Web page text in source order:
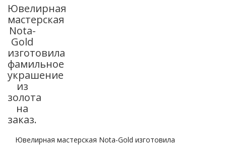
Ювелирная
мастерская
Nota-
Gold
изготовила
фамильное
украшение
из
золота
на
заказ.
Ювелирная мастерская Nota-Gold изготовила